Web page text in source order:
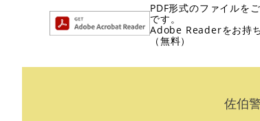
PDF形式のファイルを
です。
Adobe Readerをお持
（無料）
佐伯